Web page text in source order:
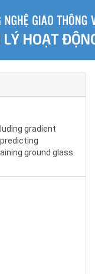
gradient
ground glass